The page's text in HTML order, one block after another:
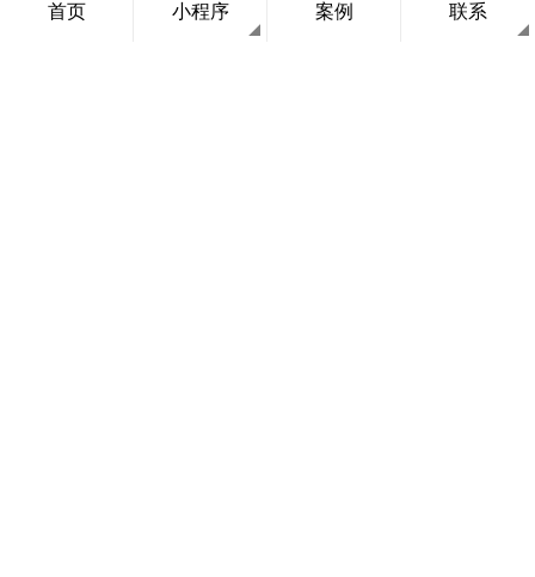
群里说事小程序是用户在线可以发起活动预约小程序，观智网
首页 小程序 案例 联系